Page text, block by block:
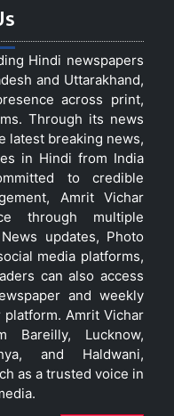
Hindi newspapers
and Uttarakhand,
across print,
Through its news
latest breaking news,
in Hindi from India
to credible
Amrit Vichar
through multiple
updates, Photo
media platforms,
can also access
and weekly
Amrit Vichar
Bareilly, Lucknow,
and Haldwani,
as a trusted voice in